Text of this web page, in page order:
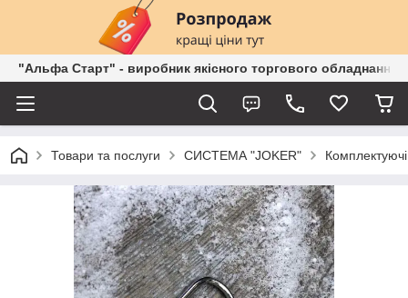
"Альфа Старт" - виробник якісного торгового обладнання
Товари та послуги СИСТЕМА "JOKER" Комплектуючі